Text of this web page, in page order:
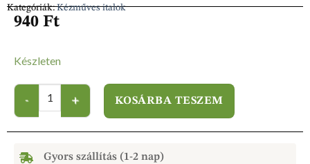
Kategóriák:Kézműves italok
940 Ft
Készleten
KOSÁRBA TESZEM
Gyors szállítás (1-2 nap)